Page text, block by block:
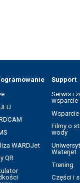
WARDJet
QR
Support
Serwis i
wsparcie
Filmy o
wody
Waterjet
Trening
Części i